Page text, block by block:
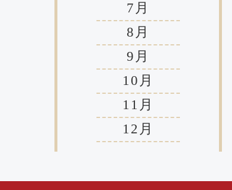
7月
8月
9月
10月
11月
12月